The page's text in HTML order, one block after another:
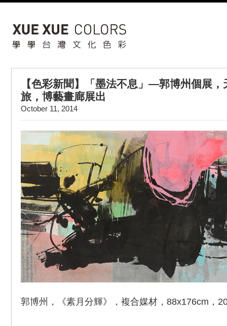
【色彩新聞】「墨法不息」—郭博州個展
旅，博藝畫廊展出
October 11, 2014
郭博州，《素月分輝》，複合媒材，88x176cm，